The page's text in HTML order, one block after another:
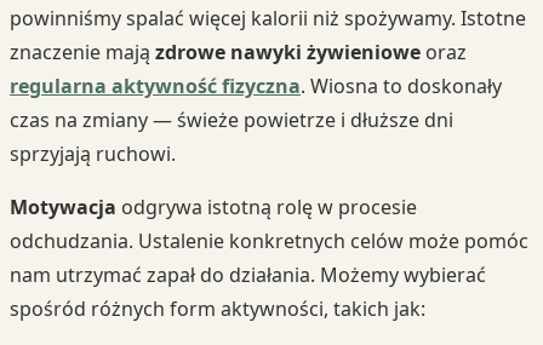
powinniśmy spalać więcej kalorii niż spożywamy. Istotne
znaczenie mają zdrowe nawyki żywieniowe oraz
regularna aktywność fizyczna. Wiosna to doskonały
czas na zmiany — świeże powietrze i dłuższe dni
sprzyjają ruchowi.
Motywacja odgrywa istotną rolę w procesie
odchudzania. Ustalenie konkretnych celów może pomóc
nam utrzymać zapał do działania. Możemy wybierać
spośród różnych form aktywności, takich jak: